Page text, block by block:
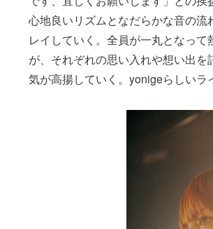
心地良いリズムとなだらかな音の
レイしていく。全員が一丸となっ
が、それぞれの思い入れや想い出
気が高揚していく。yonigeらしいラ